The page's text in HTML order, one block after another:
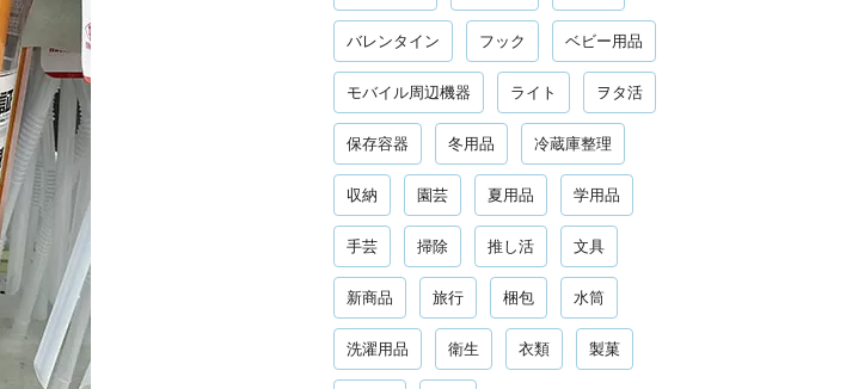
バレンタイン フック ベビー用品
モバイル周辺機器 ライト ヲタ活
保存容器 冬用品 冷蔵庫整理
収納 園芸 夏用品 学用品
手芸 掃除 推し活 文具
新商品 旅行 梱包 水筒
洗濯用品 衛生 衣類 製菓